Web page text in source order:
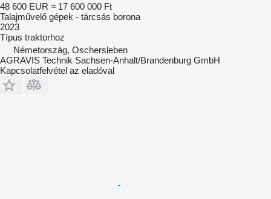
48 600 EUR ≈ 17 600 000 Ft
Talajművelő gépek - tárcsás borona
2023
Típus traktorhoz
Németország, Oschersleben
AGRAVIS Technik Sachsen-Anhalt/Brandenburg GmbH
Kapcsolatfelvétel az eladóval